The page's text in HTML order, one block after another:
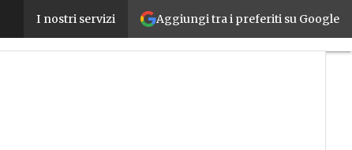
Aggiungi tra i preferiti su Google
I nostri servizi
M.I.A Lombardia promuove la digitalizzazione